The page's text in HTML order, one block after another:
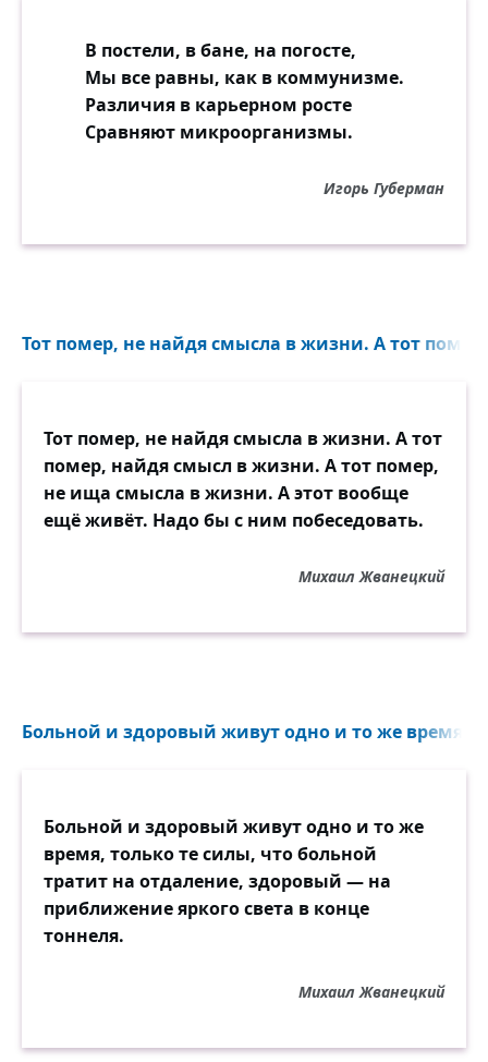
В постели, в бане, на погосте,
Мы все равны, как в коммунизме.
Различия в карьерном росте
Сравняют микроорганизмы.
Игорь Губерман
Тот помер, не найдя смысла в жизни. А тот
Тот помер, не найдя смысла в жизни. А тот
помер, найдя смысл в жизни. А тот помер,
не ища смысла в жизни. А этот вообще
ещё живёт. Надо бы с ним побеседовать.
Михаил Жванецкий
Больной и здоровый живут одно и то же время,
Больной и здоровый живут одно и то же
время, только те силы, что больной
тратит на отдаление, здоровый — на
приближение яркого света в конце
тоннеля.
Михаил Жванецкий